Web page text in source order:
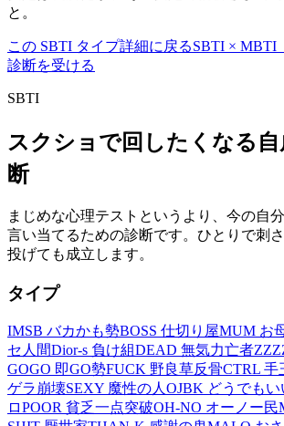
と。
この SBTI タイプ詳細に戻るSBTI × MBTI
診断を受ける
SBTI
スクショで回したくなる
断
まじめな心理テストというより、今の自
言い当てるための診断です。ひとりで刺
投げても成立します。
タイプ
IMSB バカかも勢BOSS 仕切り屋MUM お
セ人間Dior-s 負け組DEAD 無気力亡者
GOGO 即GO勢FUCK 野良草反骨CTRL 手
ゲラ崩壊SEXY 魔性の人 OJBK どうでもい
ロPOOR 貧乏一点突破OH-NO オーノー民